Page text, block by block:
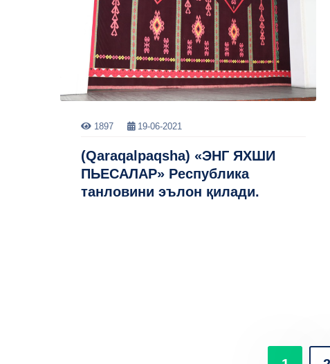
1897 19-06-2021
(Qaraqalpaqsha) «ЭНГ ЯХШИ
ПЬЕСАЛАР» Республика
танловини эълон қилади.